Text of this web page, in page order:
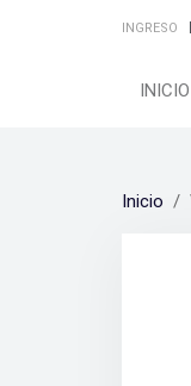
INGRESO
INICIO
Inicio